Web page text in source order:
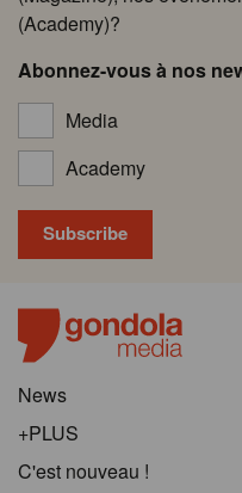
(Academy)?
Abonnez-vous à nos
Media
Academy
News
+PLUS
C'est nouveau !